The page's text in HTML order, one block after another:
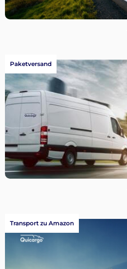
Paketversand
Transport zu Amazon